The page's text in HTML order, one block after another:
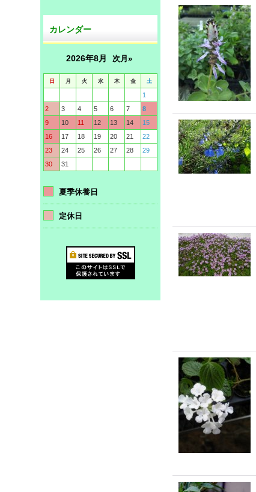
カレンダー
2026年8月 次月»
日 月 火 水 木 金 土
1
2
3 4 5 6 7
8
9
10 11 12 13 14
15
16
17 18 19 20 21
22
23
24 25 26 27 28
29
30
31
夏季休養日
定休日